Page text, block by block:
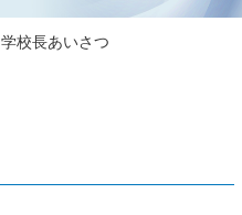
学校長あいさつ